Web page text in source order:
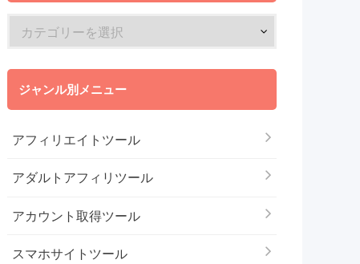
ジャンル別メニュー
アフィリエイトツール
アダルトアフィリツール
アカウント取得ツール
スマホサイトツール